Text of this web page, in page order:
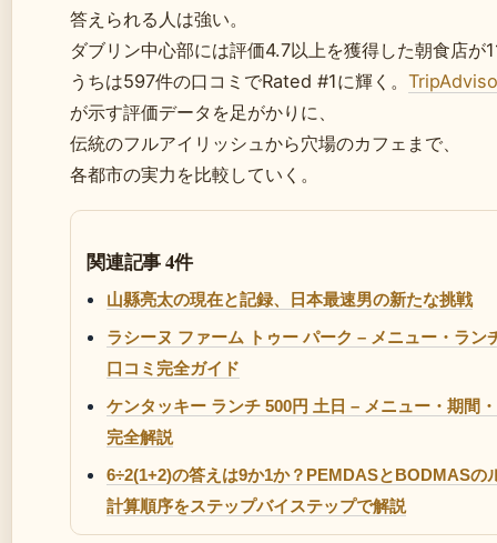
答えられる人は強い。
ダブリン中心部には評価4.7以上を獲得した朝食店が
うちは597件の口コミでRated #1に輝く。
が示す評価データを足がかりに、
伝統のフルアイリッシュから穴場のカフェまで、
各都市の実力を比較していく。
関連記事 4件
山縣亮太の現在と記録、日本最速男の新たな挑戦
ラシーヌ ファーム トゥー パーク – メニュー・ラン
口コミ完全ガイド
ケンタッキー ランチ 500円 土日 – メニュー・期間
完全解説
6÷2(1+2)の答えは9か1か？PEMDASとBODMASの
計算順序をステップバイステップで解説